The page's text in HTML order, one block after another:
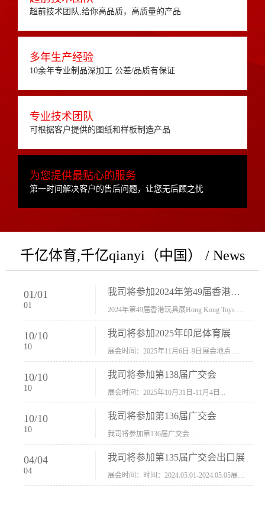
超前技术团队,给你高品质，高质量的产品
多年生产经验
10余年专业制品深加工 公差/品质有保证
专业技术团队
可根据客户提供的图纸和样板制造产品
为您提供最贴心的服务
第一时间解决客户的售后问题，让您无后顾之忧
千亿体育,千亿qianyi（中国） / News
01/01
01
我司将参加2024年第49届香港玩具展Hong Kong Toys & Games Fair 欢迎新···
10/10
10
我司将参加2025年印尼体育展
10/10
10
我司将参加第138届广交会
展会时间：2025年10月31日-11月4日...
10/10
10
我司将参加第136届广交会
我司将参加第136届广交会...
04/04
04
我司将参加第135届广交会出口展
展会时间：时间：2024.05.01-2024.05.05展会地址：中国进出口商品交易会展馆福建康莱宝公司展位号12.1G37-38、H11-12，浙江康莱宝展位号17.1B23-24、C19-20...